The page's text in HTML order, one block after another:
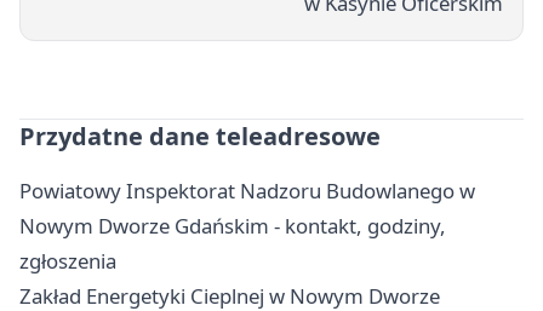
Przydatne dane teleadresowe
Powiatowy Inspektorat Nadzoru Budowlanego w
Nowym Dworze Gdańskim - kontakt, godziny,
zgłoszenia
Zakład Energetyki Cieplnej w Nowym Dworze